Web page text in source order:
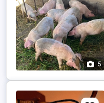
5